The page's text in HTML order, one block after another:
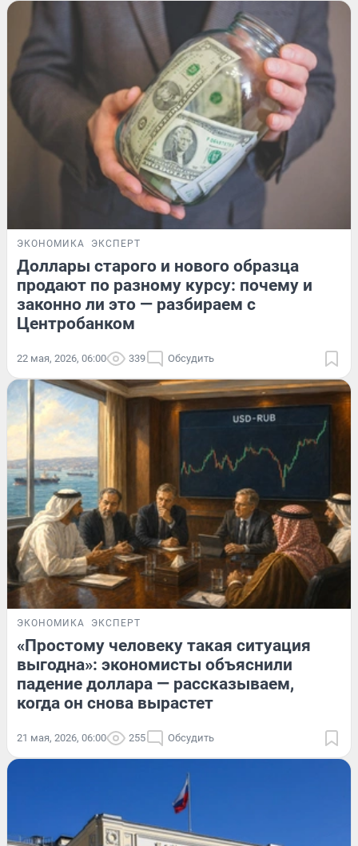
ЭКОНОМИКА ЭКСПЕРТ
Доллары старого и нового образца
продают по разному курсу: почему и
законно ли это — разбираем с
Центробанком
22 мая, 2026, 06:00 339 Обсудить
ЭКОНОМИКА ЭКСПЕРТ
«Простому человеку такая ситуация
выгодна»: экономисты объяснили
падение доллара — рассказываем,
когда он снова вырастет
21 мая, 2026, 06:00 255 Обсудить